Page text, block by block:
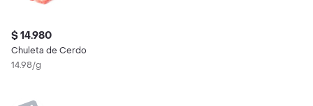
$ 14.980
Chuleta de Cerdo
14.98/g